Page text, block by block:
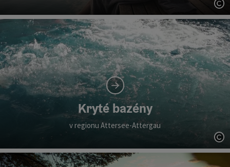
Kryté bazény
v regionu Attersee-Attergau